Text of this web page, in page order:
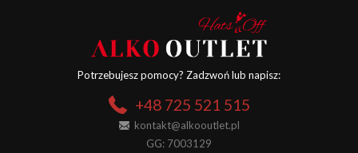
Potrzebujesz pomocy? Zadzwoń lub napisz:
+48 725 521 515
kontakt@alkooutlet.pl
GG: 7003129